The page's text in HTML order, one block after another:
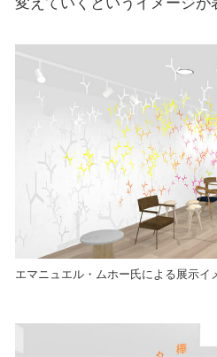
エマニュエル・ムホー氏による展示イ